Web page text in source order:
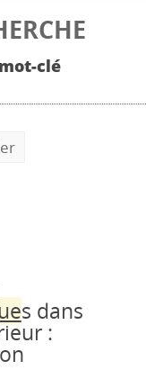
clé
s dans
: